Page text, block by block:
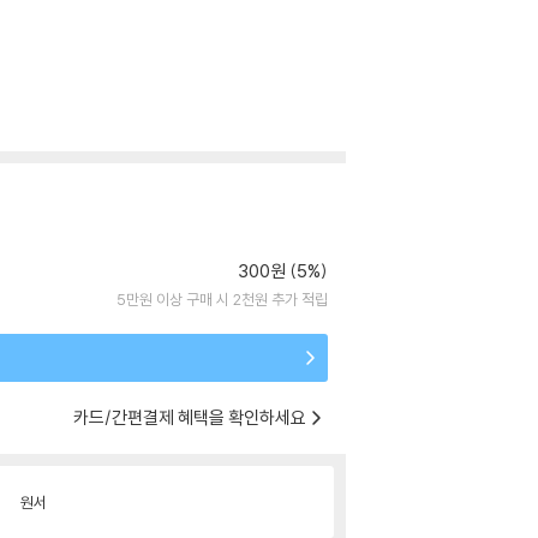
300원 (5%)
5만원 이상 구매 시 2천원 추가 적립
카드/간편결제 혜택을 확인하세요
원서